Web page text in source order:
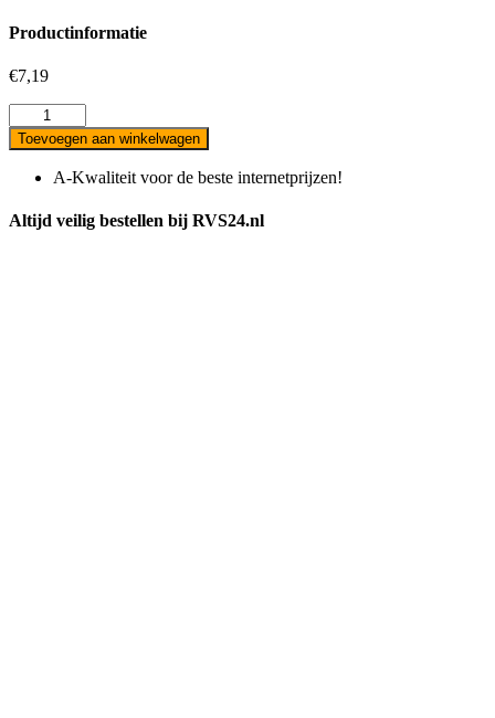
Productinformatie
€7,19
Scharnier
voor
staf
voor
buis,
met
Toevoegen aan winkelwagen
A-Kwaliteit voor de beste internetprijzen!
Altijd veilig bestellen bij RVS24.nl